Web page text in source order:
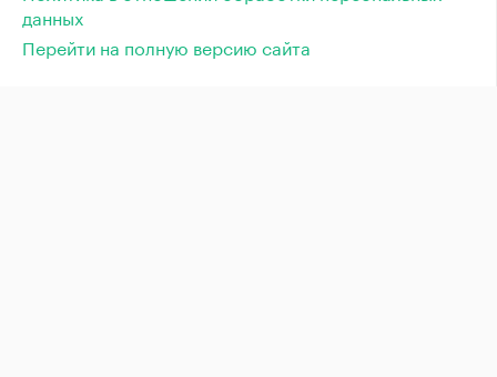
данных
Перейти на полную версию сайта